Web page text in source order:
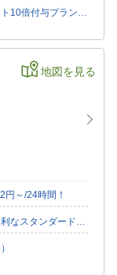
プラン!!（4-9月）2G
地図を見る
～/24時間！
プラン_宮城(26/7-27/3)